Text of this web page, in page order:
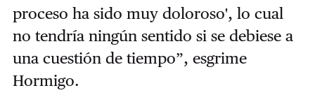
proceso ha sido muy doloroso', lo cual
no tendría ningún sentido si se debiese a
una cuestión de tiempo”, esgrime
Hormigo.